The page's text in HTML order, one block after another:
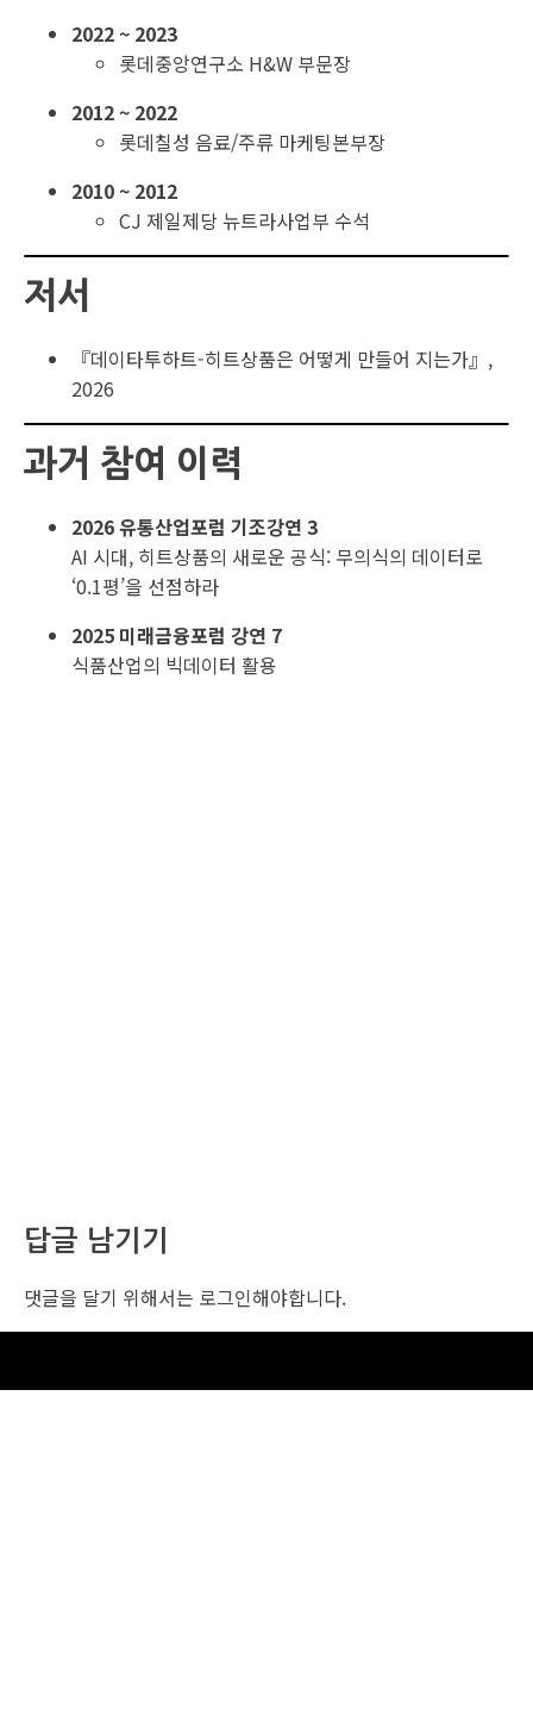
2022 ~ 2023
롯데중앙연구소 H&W 부문장
2012 ~ 2022
롯데칠성 음료/주류 마케팅본부장
2010 ~ 2012
CJ 제일제당 뉴트라사업부 수석
저서
『데이타투하트-히트상품은 어떻게 만들어 지는가』,
2026
과거 참여 이력
2026 유통산업포럼 기조강연 3
AI 시대, 히트상품의 새로운 공식: 무의식의 데이터로
‘0.1평’을 선점하라
2025 미래금융포럼 강연 7
식품산업의 빅데이터 활용
답글 남기기
댓글을 달기 위해서는 로그인해야합니다.